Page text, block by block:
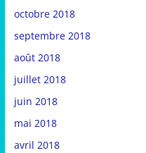
octobre 2018
septembre 2018
août 2018
juillet 2018
juin 2018
mai 2018
avril 2018